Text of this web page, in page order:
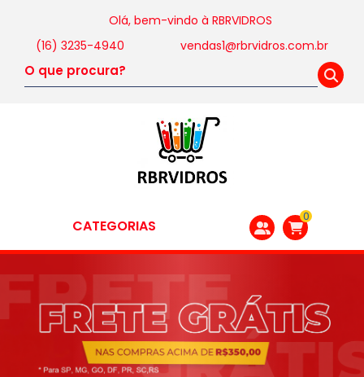
Olá, bem-vindo à RBRVIDROS
(16) 3235-4940
vendas1@rbrvidros.com.br
CATEGORIAS 0